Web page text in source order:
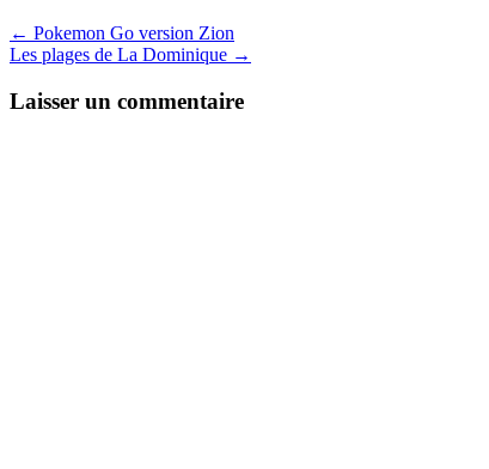
← Pokemon Go version Zion
Les plages de La Dominique →
Laisser un commentaire